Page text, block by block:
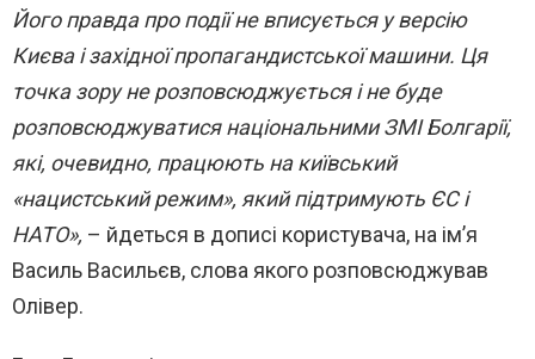
Його правда про події не вписується у версію
Києва і західної пропагандистської машини. Ця
точка зору не розповсюджується і не буде
розповсюджуватися національними ЗМІ Болгарії,
які, очевидно, працюють на київський
«нацистський режим», який підтримують ЄС і
НАТО», – йдеться в дописі користувача, на ім’я
Василь Васильєв, слова якого розповсюджував
Олівер.